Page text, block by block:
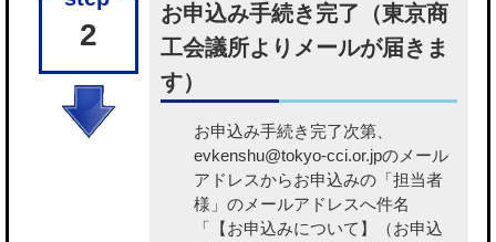
2
お申込み手続き完了（東京商
工会議所よりメールが届きま
す）
お申込み手続き完了次第、
evkenshu@tokyo-cci.or.jpのメール
アドレスからお申込みの「担当者
様」のメールアドレスへ件名
「【お申込みについて】（お申込